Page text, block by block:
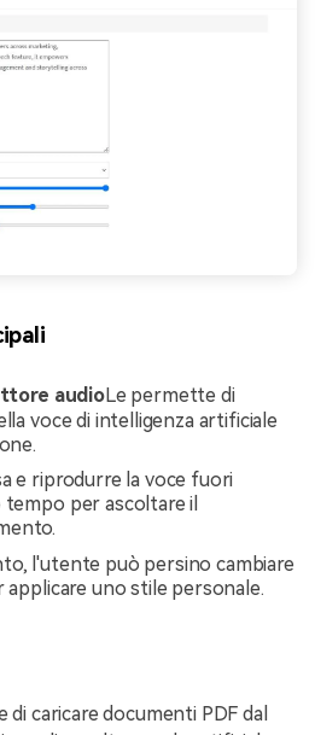
audioLe permette di
voce di intelligenza artificiale
e riprodurre la voce fuori
per ascoltare il
l'utente può persino cambiare
uno stile personale.
caricare documenti PDF dal